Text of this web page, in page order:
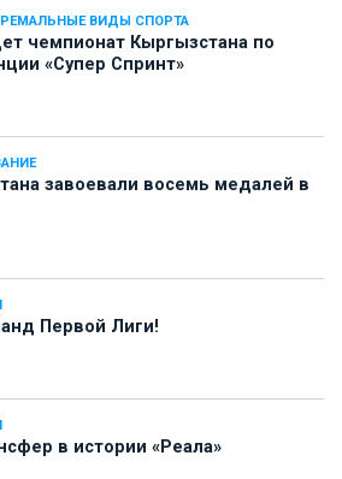
ВИДЫ СПОРТА
чемпионат Кыргызстана по
«Супер Спринт»
завоевали восемь медалей в
Первой Лиги!
в истории «Реала»